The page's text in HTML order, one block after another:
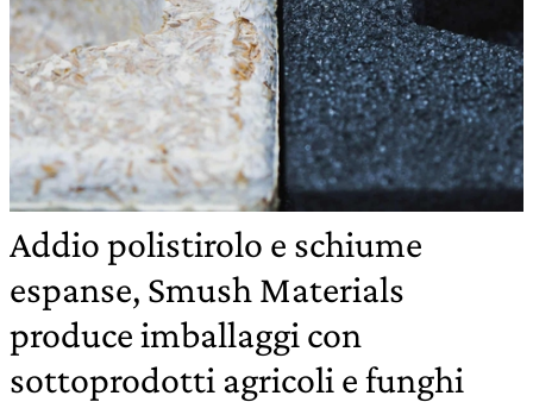
Addio polistirolo e schiume
espanse, Smush Materials
produce imballaggi con
sottoprodotti agricoli e funghi